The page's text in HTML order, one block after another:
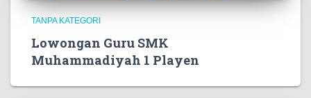
TANPA KATEGORI
Lowongan Guru SMK
Muhammadiyah 1 Playen